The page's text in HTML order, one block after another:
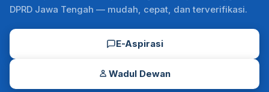
DPRD Jawa Tengah — mudah, cepat, dan terverifikasi.
E-Aspirasi
Wadul Dewan